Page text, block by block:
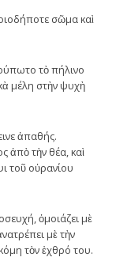
σῶμα καὶ
τὸ πήλινο
μέλη στὴν ψυχὴ
ἀπαθής.
ἀπὸ τὴν θέα, καὶ
τοῦ οὐρανίου
ὁμοιάζει μὲ
μὲ τὴν
τὸν ἐχθρό του.